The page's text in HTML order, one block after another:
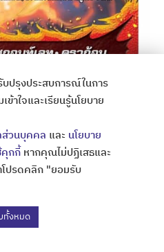
บปรุงประสบการณ์ในการ
าใจและเรียนรู้นโยบาย
วนบุคคล และ นโยบาย
กกี้หากคุณไม่ปฏิเสธและ
โปรดคลิก "ยอมรับ
ทั้งหมด